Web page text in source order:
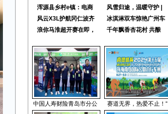
浑源县乡村e镇：电商
风雪归途，温暖守护 |
风云X3L护航冈仁波齐
冰淇淋双车惊艳广州车
浪你马淮超开赛在即，
千年飘香杏花村 共酿
中国人寿财险青岛市分公 赛道无界，热爱不止！“